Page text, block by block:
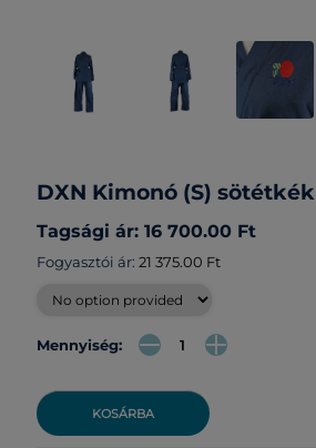
DXN Kimonó (S) sötétkék
Tagsági ár: 16 700.00 Ft
Fogyasztói ár: 21 375.00 Ft
Mennyiség:
KOSÁRBA